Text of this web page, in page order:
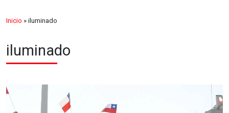
Inicio » iluminado
iluminado